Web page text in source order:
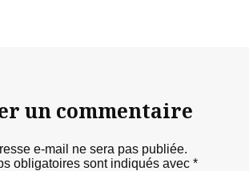
un commentaire
e-mail ne sera pas publiée.
obligatoires sont indiqués avec *